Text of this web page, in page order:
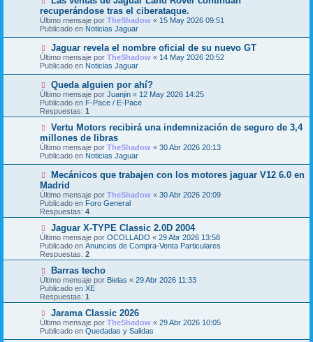
e
n
s
a
e
v
o
m
e
n
s
a
e
recuperándose tras el ciberataque.
Último mensaje por TheShadow « 15 May 2026 09:51
Publicado en Noticias Jaguar
N
u
e
v
m
e
n
s
e
Jaguar revela el nombre oficial de su nuevo GT
Último mensaje por TheShadow « 14 May 2026 20:52
Publicado en Noticias Jaguar
N
u
e
v
o
m
e
n
s
a
j
Queda alguien por ahí?
Último mensaje por Juanjin « 12 May 2026 14:25
Publicado en F-Pace / E-Pace
Respuestas: 1
N
u
e
v
o
m
n
s
a
j
e
Vertu Motors recibirá una indemnización de seguro de 3,4
millones de libras
Último mensaje por TheShadow « 30 Abr 2026 20:13
Publicado en Noticias Jaguar
N
e
v
o
m
n
s
a
j
e
Mecánicos que trabajen con los motores jaguar V12 6.0 en
Madrid
Último mensaje por TheShadow « 30 Abr 2026 20:09
Publicado en Foro General
Respuestas: 4
N
u
e
v
o
m
e
n
s
a
e
Jaguar X-TYPE Classic 2.0D 2004
Último mensaje por OCOLLADO « 29 Abr 2026 13:58
Publicado en Anuncios de Compra-Venta Particulares
Respuestas: 2
N
u
e
v
o
m
e
n
s
Barras techo
Último mensaje por Bielas « 29 Abr 2026 11:33
Publicado en XE
Respuestas: 1
N
u
e
v
Jarama Classic 2026
Último mensaje por TheShadow « 29 Abr 2026 10:05
Publicado en Quedadas y Salidas